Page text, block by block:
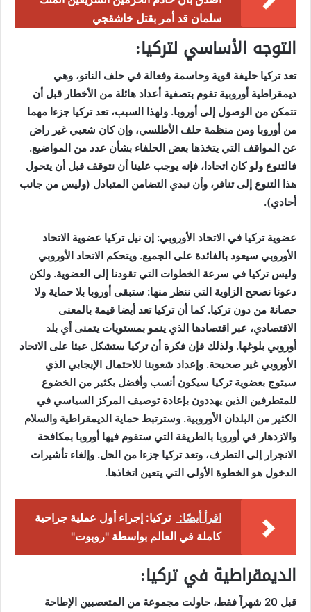
سلمان قد أمر بقتل خاشقجي
التوجه الأساسي لتركيا:
تعد تركيا حليفة قوية وحاسمة وفعالة في حلف الناتو، وهي
ديمقراطية أوروبية تقوم بتصفية أعداد هائلة من الأخطار قبل أن
تتمكن من الوصول إلى أوروبا. ولهذا السبب، تعد تركيا جزءا مهما
من أوروبا ومن منظمة حلف الأطلسي، وإن كان شعبي غير راض
عن المواقف التي يتخذها بعض الحلفاء بشأن عدد من المواضيع.
فالتنوع ولو كان اتحادا، فإنه يوجب علينا أن نتوقف قبل أن يتحول
هذا التنوع إلى تنافر، وأن نبدي التضامن المتبادل (وليس من جانب
أحادي).
عضوية تركيا في الاتحاد الأوروبي: إن نيل تركيا عضوية الاتحاد
الأوروبي سيعود بالفائدة على الجميع. ويتحكم الاتحاد الأوروبي
وليس تركيا في سرعة الخطوات التي تقودنا إلى العضوية. ولكن
دعونا نصحح الزاوية التي ننظر منها: ستبقى أوروبا بلا حماية ولا
حصانة من دون تركيا. كما أن تركيا تعد أيضا قيمة بالمعنى
الاقتصادي، عبر اقتصادها الذي ينمو بمستويات يتمنى أي بلد
أوروبي بلوغها. ولذلك فإن فكرة أن تركيا ستشكل عبئا على الاتحاد
الأوروبي غير صحيحة. وإعداد شعوبنا للاحتمال الإيجابي الذي
سيتوج بعضوية تركيا سيكون أنسب وأفضل بكثير من الخضوع
للمتطرفين الذين يهددون بإعادة توصيف المركز السياسي في
الكثير من البلدان الأوروبية. وسترتبط حماية الديمقراطية والسلام
والازدهار في أوروبا بالطريقة التي ستقوم فيها أوروبا بمكافحة
الانجرار إلى التطرف، وتعد تركيا جزءا من الحل. وإلغاء تأشيرات
الدخول هو الخطوة الأولى التي يتعين اتخاذها.
اقرأ أيضًا:
تركيا: إجراء أول عملية جراحية
كاملة في العالم بواسطة "روبوت"
الديمقراطية في تركيا:
قبل 20 شهراً فقط، حاولت مجموعة من المتعصبين الإطاحة